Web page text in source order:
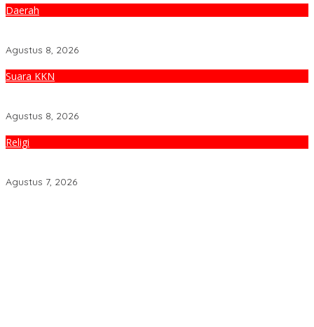
Daerah
Agustus 8, 2026
Suara KKN
Agustus 8, 2026
Religi
Agustus 7, 2026